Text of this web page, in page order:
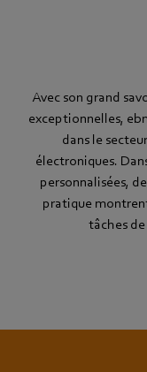
Avec son grand
exceptionnelles,
dans le
électroniques.
personnalisées,
pratique
tâches